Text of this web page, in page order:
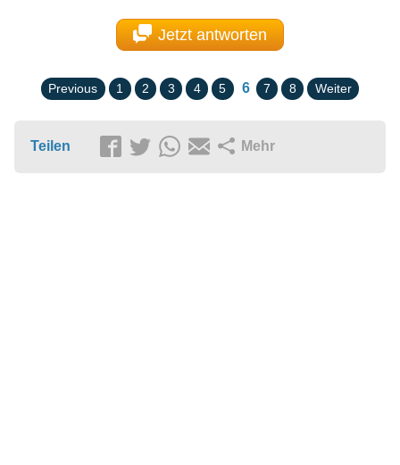
Jetzt antworten
Previous 1 2 3 4 5 6 7 8 Weiter
Teilen Mehr